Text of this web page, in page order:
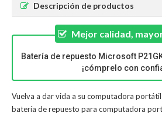
Descripción de productos
Mejor calidad,
Batería de repuesto Microsoft
¡cómprelo con
Vuelva a dar vida a su computadora
batería de repuesto para computadora